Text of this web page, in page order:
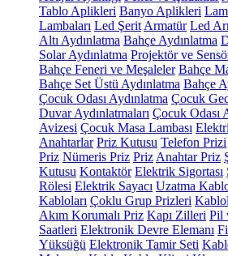
Tablo Aplikleri Banyo Aplikleri
Lambaları Led Şerit Armatür Led
Altı Aydınlatma Bahçe Aydınlatma
Solar Aydınlatma Projektör ve
Bahçe Feneri ve Meşaleler Bahçe
Bahçe Set Üstü Aydınlatma Bahçe
Çocuk Odası Aydınlatma Çocuk
Duvar Aydınlatmaları Çocuk Odası
Avizesi Çocuk Masa Lambası
Anahtarlar Priz Kutusu Telefon Prizi
Priz Nümeris Priz Priz Anahtar Priz
Kutusu Kontaktör Elektrik Sigortası
Rölesi Elektrik Sayacı Uzatma
Kabloları Çoklu Grup Prizleri
Akım Korumalı Priz Kapı Zilleri Pil
Saatleri Elektronik Devre Elemanı
Yüksüğü Elektronik Tamir Seti